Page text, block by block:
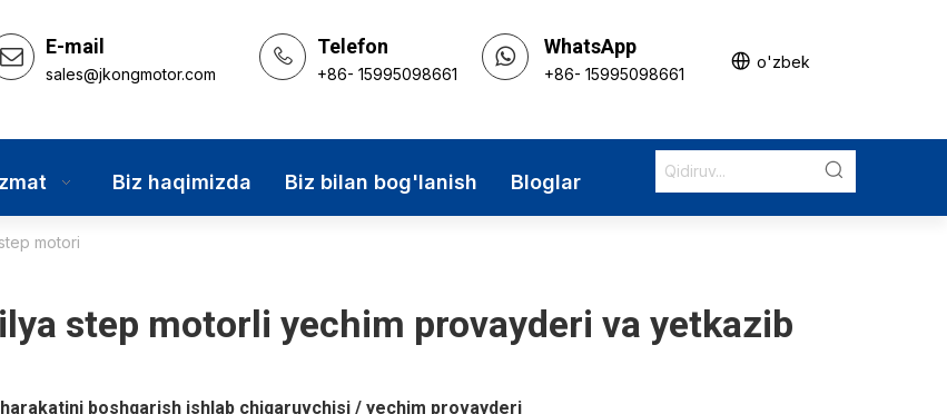
E-mail
sales@jkongmotor.com
Telefon
+86- 15995098661
WhatsApp
+86- 15995098661
o'zbek
Biz haqimizda Biz bilan bog'lanish Bloglar
motori
step motorli yechim provayderi va yetkazib
boshqarish ishlab chiqaruvchisi / yechim provayderi